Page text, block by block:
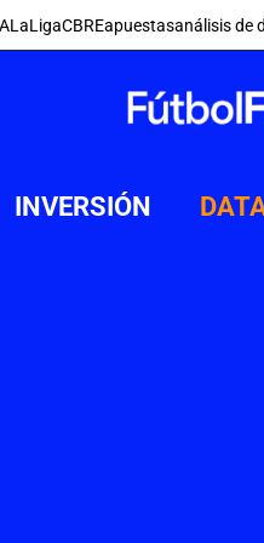
LaLigaCBREapuestasanálisis de
INVERSIÓN